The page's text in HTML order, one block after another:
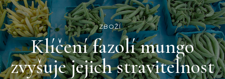
ZBOŽÍ
Klíčení fazolí mungo
zvyšuje jejich stravitelnost